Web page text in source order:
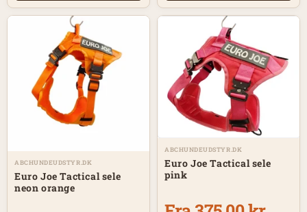
ABCHUNDEUDSTYR.DK
Euro Joe Tactical sele
neon orange
ABCHUNDEUDSTYR.DK
Euro Joe Tactical sele
pink